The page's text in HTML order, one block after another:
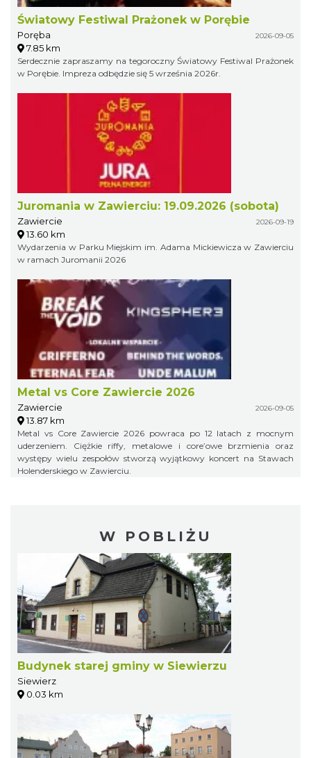
Światowy Festiwal Prażonek w Porębie
Poręba 2026-09-05
7.85 km
Serdecznie zapraszamy na tegoroczny Światowy Festiwal Prażonek
w Porębie. Impreza odbędzie się 5 września 2026r.
Juromania w Zawierciu: 19.09.2026 (sobota)
Zawiercie 2026-09-19
13.60 km
Wydarzenia w Parku Miejskim im. Adama Mickiewicza w Zawierciu
w ramach Juromanii 2026
Metal vs Core Zawiercie 2026
Zawiercie 2026-09-05
13.87 km
Metal vs Core Zawiercie 2026 powraca po 12 latach z mocnym
uderzeniem. Ciężkie riffy, metalowe i core’owe brzmienia oraz
występy wielu zespołów stworzą wyjątkowy koncert na Stawach
Holenderskiego w Zawierciu.
W POBLIŻU
Budynek starej gminy w Siewierzu
Siewierz
0.03 km